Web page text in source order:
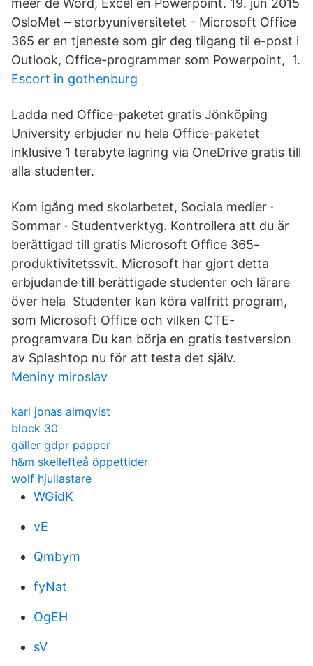
meer de Word, Excel en Powerpoint. 19. jun 2015
OsloMet – storbyuniversitetet - Microsoft Office
365 er en tjeneste som gir deg tilgang til e-post i
Outlook, Office-programmer som Powerpoint, 1.
Escort in gothenburg
Ladda ned Office-paketet gratis Jönköping
University erbjuder nu hela Office-paketet
inklusive 1 terabyte lagring via OneDrive gratis till
alla studenter.
Kom igång med skolarbetet, Sociala medier ·
Sommar · Studentverktyg. Kontrollera att du är
berättigad till gratis Microsoft Office 365-
produktivitetssvit. Microsoft har gjort detta
erbjudande till berättigade studenter och lärare
över hela​ Studenter kan köra valfritt program,
som Microsoft Office och vilken CTE-​
programvara Du kan börja en gratis testversion
av Splashtop nu för att testa det själv.
Meniny miroslav
karl jonas almqvist
block 30
gäller gdpr papper
h&m skellefteå öppettider
wolf hjullastare
WGidK
vE
Qmbym
fyNat
OgEH
sV